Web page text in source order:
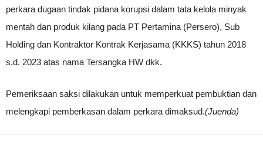
perkara dugaan tindak pidana korupsi dalam tata kelola minyak
mentah dan produk kilang pada PT Pertamina (Persero), Sub
Holding dan Kontraktor Kontrak Kerjasama (KKKS) tahun 2018
s.d. 2023 atas nama Tersangka HW dkk.
Pemeriksaan saksi dilakukan untuk memperkuat pembuktian dan
melengkapi pemberkasan dalam perkara dimaksud.(Juenda)